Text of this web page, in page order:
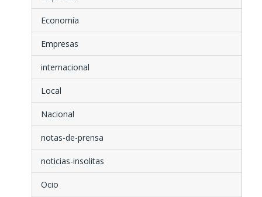
Economía
Empresas
internacional
Local
Nacional
notas-de-prensa
noticias-insolitas
Ocio